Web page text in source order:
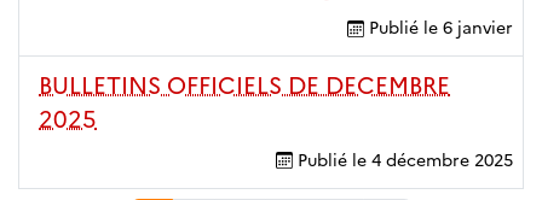
Publié le 6 janvier
BULLETINS OFFICIELS DE DECEMBRE
2025
Publié le 4 décembre 2025